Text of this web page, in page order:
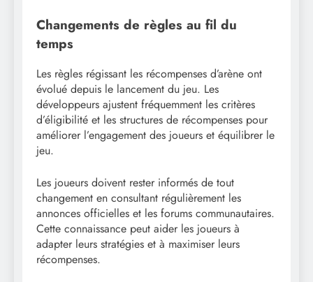
Changements de règles au fil du
temps
Les règles régissant les récompenses d’arène ont
évolué depuis le lancement du jeu. Les
développeurs ajustent fréquemment les critères
d’éligibilité et les structures de récompenses pour
améliorer l’engagement des joueurs et équilibrer le
jeu.
Les joueurs doivent rester informés de tout
changement en consultant régulièrement les
annonces officielles et les forums communautaires.
Cette connaissance peut aider les joueurs à
adapter leurs stratégies et à maximiser leurs
récompenses.